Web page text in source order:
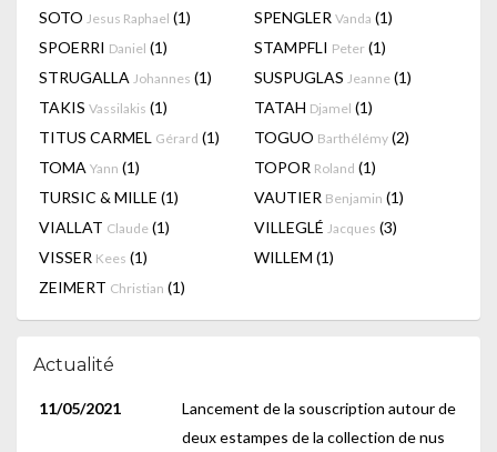
SOTO Jesus Raphael (1) SPENGLER Vanda (1)
SPOERRI Daniel (1) STAMPFLI Peter (1)
STRUGALLA Johannes (1) SUSPUGLAS Jeanne (1)
TAKIS Vassilakis (1) TATAH Djamel (1)
TITUS CARMEL Gérard (1) TOGUO Barthélémy (2)
TOMA Yann (1) TOPOR Roland (1)
TURSIC & MILLE (1) VAUTIER Benjamin (1)
VIALLAT Claude (1) VILLEGLÉ Jacques (3)
VISSER Kees (1) WILLEM (1)
ZEIMERT Christian (1)
Actualité
11/05/2021
Lancement de la souscription autour de
deux estampes de la collection de nus